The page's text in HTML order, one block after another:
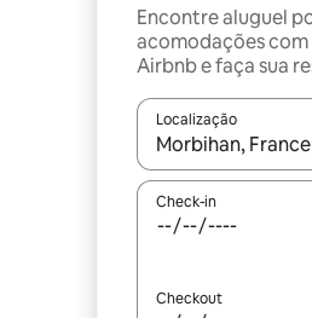
Encontre aluguel
acomodações com
Airbnb e faça sua
Localização
Quando os
Check-in
Checkout